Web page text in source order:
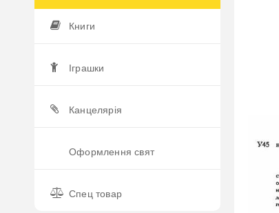
Книги
Іграшки
Канцелярія
Оформлення свят
Спец товар